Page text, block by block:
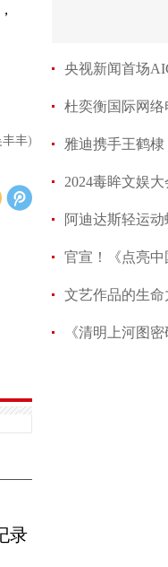
丰丰)
录
杜奕衡国际网
2024毒眸文娱
文艺作品的生